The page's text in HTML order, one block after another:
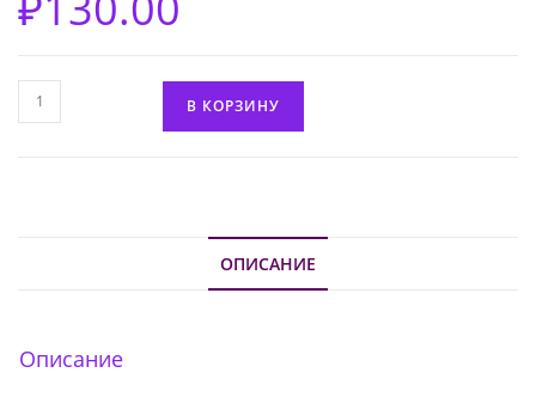
Количество
В КОРЗИНУ
ОПИСАНИЕ
Описание